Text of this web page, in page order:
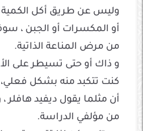
وليس عن طريق أكل
أو المكسرات أو الجبن ،
من مرض المناعة الذاتية.
و ذاك أو حتى تسيطر على
كنت تتكبد منه بشكل فعلي،
أن مثلما يقول ديفيد هافلر ،
من مؤلفي الدراسة.